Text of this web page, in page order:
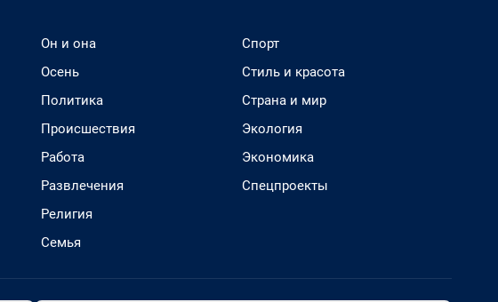
Он и она
Осень
Политика
Происшествия
Работа
Развлечения
Религия
Семья
Спорт
Стиль и красота
Страна и мир
Экология
Экономика
Спецпроекты